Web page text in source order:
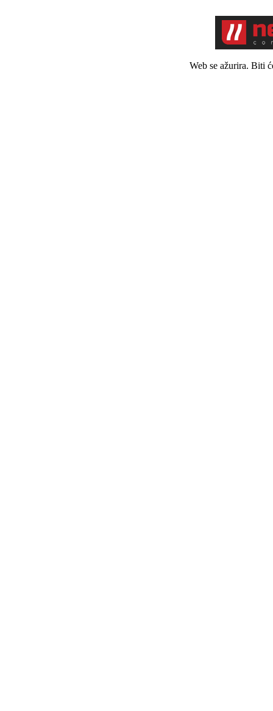
Web se ažurira. Biti